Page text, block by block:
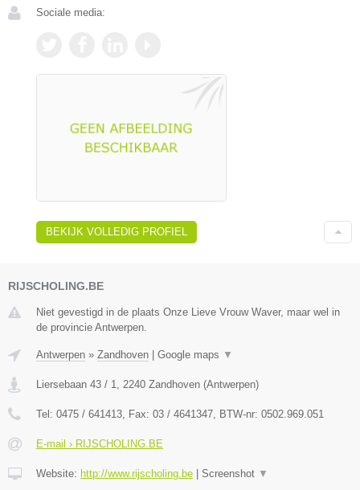
Sociale media:
BEKIJK VOLLEDIG PROFIEL
RIJSCHOLING.BE
Niet gevestigd in de plaats Onze Lieve Vrouw Waver, maar wel in
de provincie Antwerpen.
Antwerpen » Zandhoven Google maps ▼
Liersebaan 43 / 1, 2240 Zandhoven (Antwerpen)
Tel: 0475 / 641413, Fax: 03 / 4641347, BTW-nr: 0502.969.051
E-mail › RIJSCHOLING.BE
Website: http://www.rijscholing.be Screenshot ▼